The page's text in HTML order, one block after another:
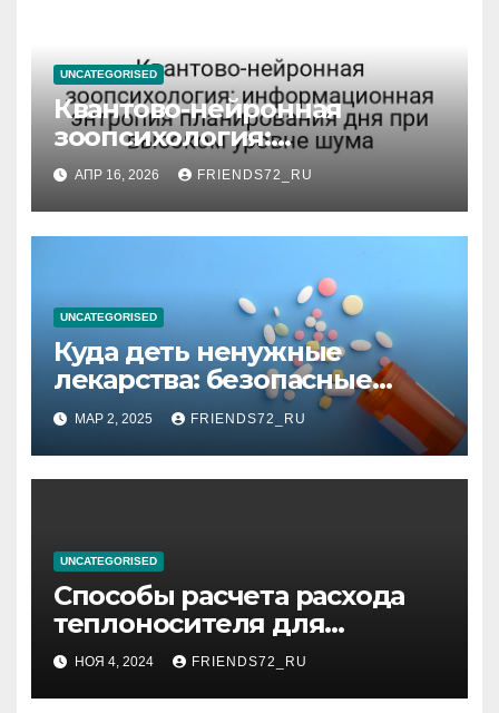
UNCATEGORISED
Квантово-нейронная
зоопсихология:
информационная энтропия
планирования дня при
высоком уровне шума
АПР 16, 2026 FRIENDS72_RU
UNCATEGORISED
Куда деть ненужные
лекарства: безопасные
способы утилизации
МАР 2, 2025 FRIENDS72_RU
UNCATEGORISED
Способы расчета расхода
теплоносителя для
системы отопления
НОЯ 4, 2024 FRIENDS72_RU